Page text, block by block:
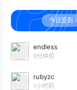
今日签到
endless
9分钟前
rubyzc
1小时前